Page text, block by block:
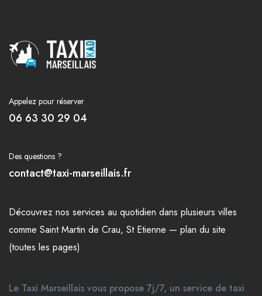
Appelez pour réserver
06 63 30 29 04
Des questions ?
contact@taxi-marseillais.fr
Découvrez nos services au quotidien dans plusieurs villes
comme Saint Martin de Crau, St Etienne — plan du site
(toutes les pages)
Le Taxi Marseillais vous propose 7j/7, un service de taxi